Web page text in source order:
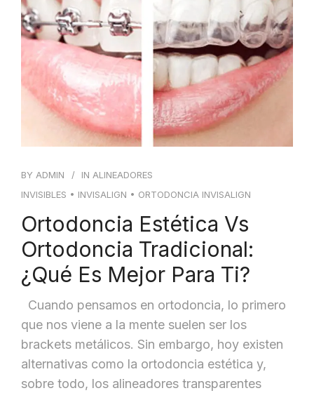
BLOG
CONTACTO
BY ADMIN IN ALINEADORES
INVISIBLES • INVISALIGN • ORTODONCIA INVISALIGN
Ortodoncia Estética Vs
Ortodoncia Tradicional:
¿qué Es Mejor Para Ti?
Cuando pensamos en ortodoncia, lo primero
que nos viene a la mente suelen ser los
brackets metálicos. Sin embargo, hoy existen
alternativas como la ortodoncia estética y,
sobre todo, los alineadores transparentes